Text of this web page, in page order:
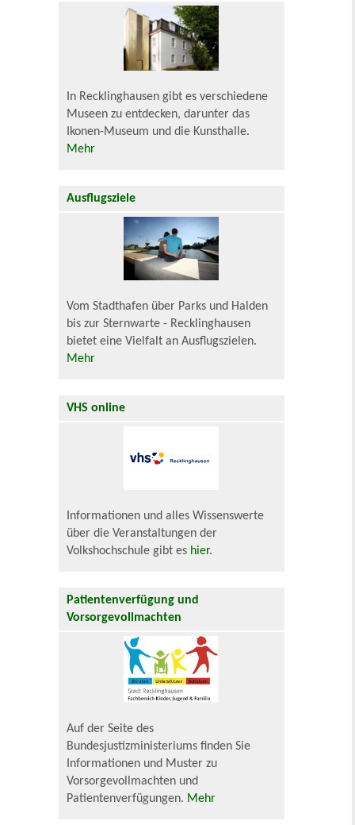
In Recklinghausen gibt es verschiedene
Museen zu entdecken, darunter das
Ikonen-Museum und die Kunsthalle.
Mehr
Ausflugsziele
Vom Stadthafen über Parks und Halden
bis zur Sternwarte - Recklinghausen
bietet eine Vielfalt an Ausflugszielen.
Mehr
VHS online
Informationen und alles Wissenswerte
über die Veranstaltungen der
Volkshochschule gibt es hier.
Patientenverfügung und
Vorsorgevollmachten
Auf der Seite des
Bundesjustizministeriums finden Sie
Informationen und Muster zu
Vorsorgevollmachten und
Patientenverfügungen. Mehr